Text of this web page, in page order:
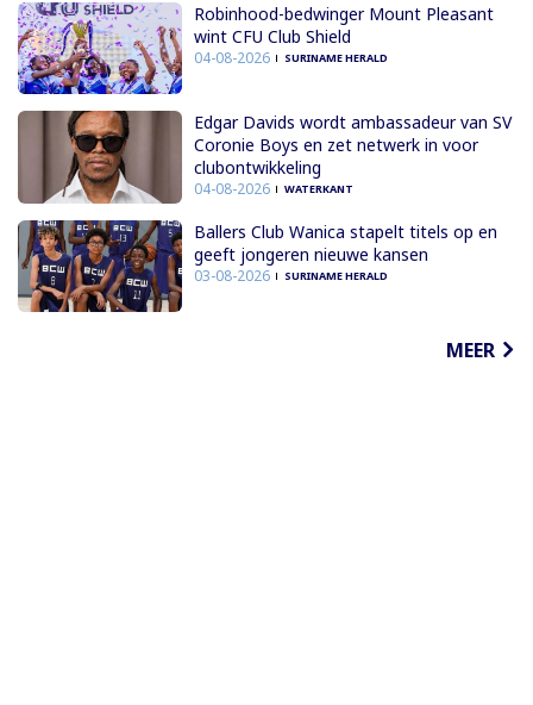
Robinhood-bedwinger Mount Pleasant
wint CFU Club Shield
04-08-2026 SURINAME HERALD
Edgar Davids wordt ambassadeur van SV
Coronie Boys en zet netwerk in voor
clubontwikkeling
04-08-2026 WATERKANT
Ballers Club Wanica stapelt titels op en
geeft jongeren nieuwe kansen
03-08-2026 SURINAME HERALD
MEER